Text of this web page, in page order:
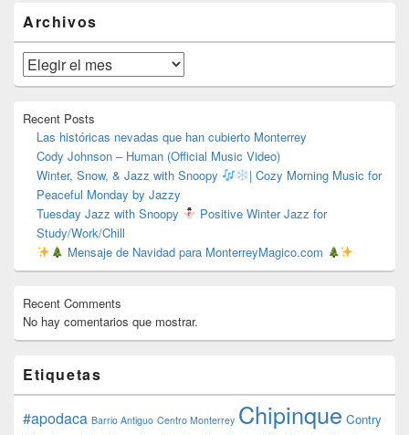
área
de
widget
barra
lateral
Archivos
Archivos
Recent Posts
Las históricas nevadas que han cubierto Monterrey
Cody Johnson – Human (Official Music Video)
Winter, Snow, & Jazz with Snoopy
| Cozy Morning Music for
Peaceful Monday by Jazzy
Tuesday Jazz with Snoopy
Positive Winter Jazz for
Study/Work/Chill
Mensaje de Navidad para MonterreyMagico.com
Recent Comments
No hay comentarios que mostrar.
Etiquetas
#apodaca Barrio Antiguo Centro Monterrey Chipinque Contry